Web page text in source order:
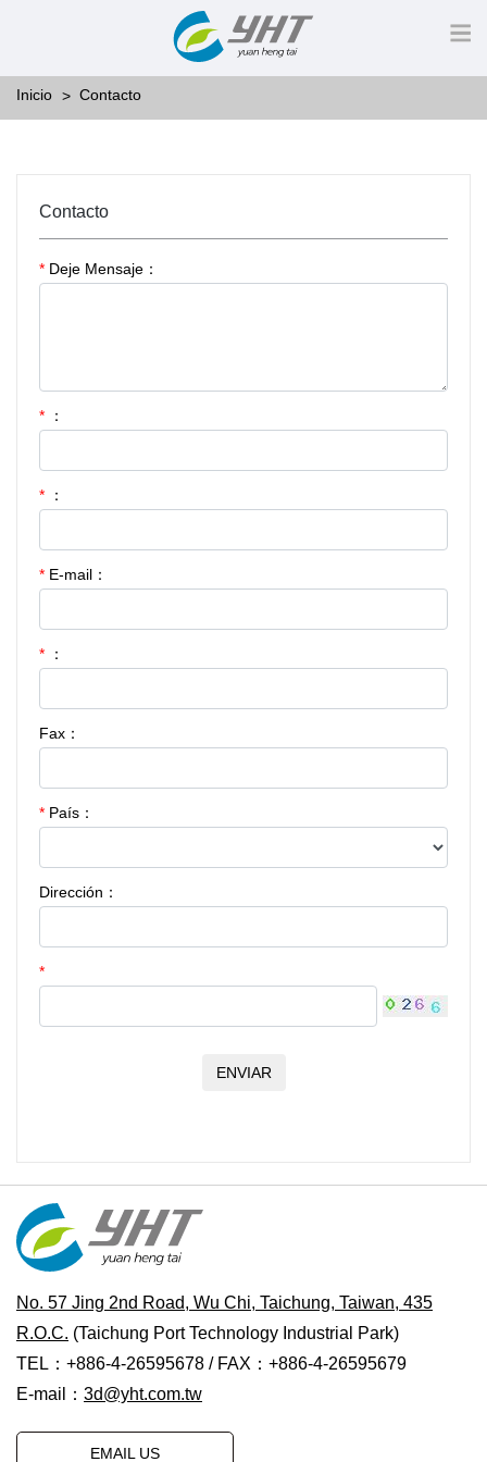
Inicio Contacto
Contacto
* Deje Mensaje：
* ：
* ：
* E-mail：
* ：
Fax：
* País：
Dirección：
*
ENVIAR
No. 57 Jing 2nd Road, Wu Chi, Taichung, Taiwan, 435
R.O.C. (Taichung Port Technology Industrial Park)
TEL：+886-4-26595678 / FAX：+886-4-26595679
E-mail： 3d@yht.com.tw
EMAIL US